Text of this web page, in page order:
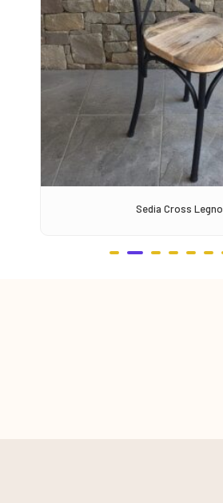
Sedia Cross Legno